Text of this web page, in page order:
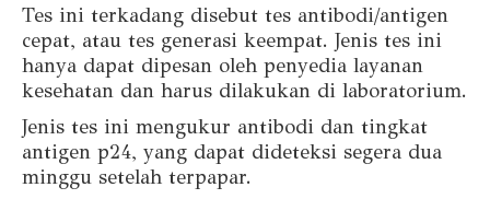
Tes ini terkadang disebut tes antibodi/antigen
cepat, atau tes generasi keempat. Jenis tes ini
hanya dapat dipesan oleh penyedia layanan
kesehatan dan harus dilakukan di laboratorium.
Jenis tes ini mengukur antibodi dan tingkat
antigen p24, yang dapat dideteksi segera dua
minggu setelah terpapar.